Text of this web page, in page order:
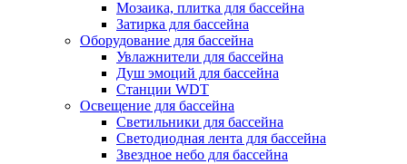
Мозаика, плитка для бассейна
Затирка для бассейна
Оборудование для бассейна
Увлажнители для бассейна
Душ эмоций для бассейна
Станции WDT
Освещение для бассейна
Светильники для бассейна
Светодиодная лента для бассейна
Звездное небо для бассейна